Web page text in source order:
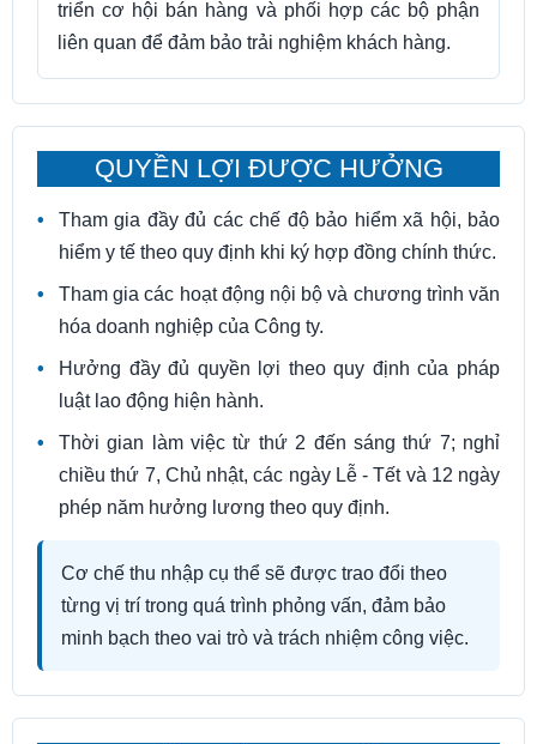
triển cơ hội bán hàng và phối hợp các bộ phận
liên quan để đảm bảo trải nghiệm khách hàng.
QUYỀN LỢI ĐƯỢC HƯỞNG
Tham gia đầy đủ các chế độ bảo hiểm xã hội, bảo
hiểm y tế theo quy định khi ký hợp đồng chính thức.
Tham gia các hoạt động nội bộ và chương trình văn
hóa doanh nghiệp của Công ty.
Hưởng đầy đủ quyền lợi theo quy định của pháp
luật lao động hiện hành.
Thời gian làm việc từ thứ 2 đến sáng thứ 7; nghỉ
chiều thứ 7, Chủ nhật, các ngày Lễ - Tết và 12 ngày
phép năm hưởng lương theo quy định.
Cơ chế thu nhập cụ thể sẽ được trao đổi theo
từng vị trí trong quá trình phỏng vấn, đảm bảo
minh bạch theo vai trò và trách nhiệm công việc.